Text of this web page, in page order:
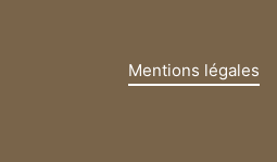
Mentions légales